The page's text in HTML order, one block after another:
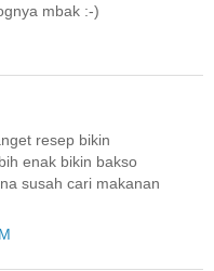
mbak :-)
resep bikin
enak bikin bakso
susah cari makanan